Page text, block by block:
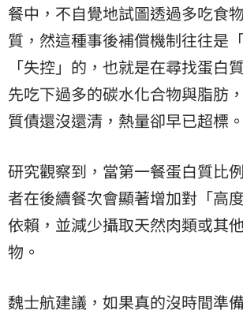
餐中，不自覺地試圖透過多吃食
質，然這種事後補償機制往往是
「失控」的，也就是在尋找蛋白
先吃下過多的碳水化合物與脂肪
質債還沒還清，熱量卻早已超標。
研究觀察到，當第一餐蛋白質比
者在後續餐次會顯著增加對「高
依賴，並減少攝取天然肉類或其
物。
魏士航建議，如果真的沒時間準